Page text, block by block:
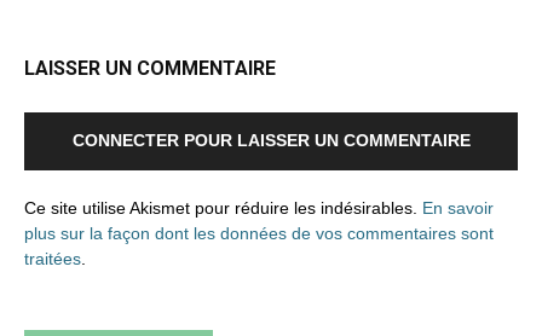
LAISSER UN COMMENTAIRE
CONNECTER POUR LAISSER UN COMMENTAIRE
Ce site utilise Akismet pour réduire les indésirables. En savoir
plus sur la façon dont les données de vos commentaires sont
traitées